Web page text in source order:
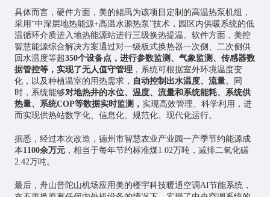
具体而言，硬件方面，美的鲲禹为该项目定制的高温热泵机组，
采用“中深层地热能源+高温水源热泵”技术，园区内供暖系统的低
温循环介质进入地热能源站进行三级换热提温。软件方面，美控
智慧能源综合解决方案通过对一级板式换热器一次侧、二次侧供
回水温度等超350个设备点，进行参数监测、气象监测、传感器数
据管控等，实现了无人值守管理，系统可根据室外环境温度变
化，以及种植温室的用热需求， 自动控制出水温度、流量。同
时，系统能够对地热井的水位、温度、流量和系统能耗、系统供
热量、系统COP等数据实时监测， 实现高效管理、科学利用，进
而实现供热站数字化、信息化、规范化、现代化运行。
据悉，经过本次改造，德州市智慧农业产业园一产季节约能源成
本1100余万元，相当于每年节约标准煤1.02万吨，减排二氧化碳
2.42万吨。
最后，舟山普陀山机场应用美的楼宇科技暖通空调AI节能系统，